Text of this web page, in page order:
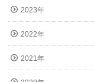
2023年
2022年
2021年